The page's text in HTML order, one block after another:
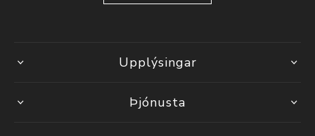
Upplýsingar
Þjónusta